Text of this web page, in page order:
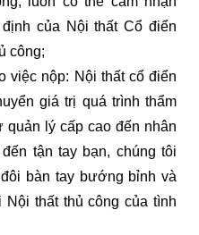
của Nội thất Cổ điển
công;
việc nộp: Nội thất cổ điển
giá trị quá trình thẩm
quản lý cấp cao đến nhân
tận tay bạn, chúng tôi
bàn tay bướng bỉnh và
Nội thất thủ công của tình